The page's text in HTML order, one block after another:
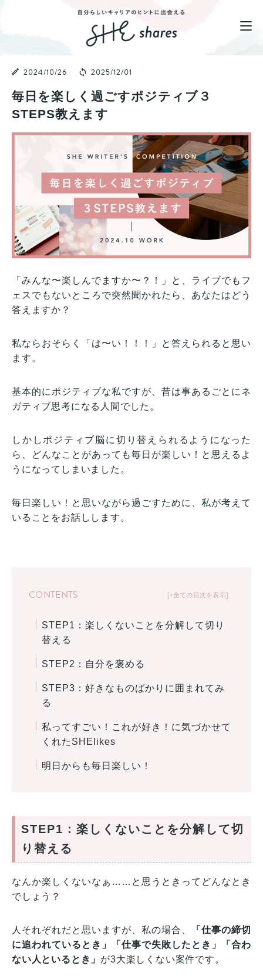
2024/10/26 2025/12/01
毎日を楽しく過ごすポジティブ３
STEPS教えます
「みんな〜楽しんでますか〜？！」と、ライブでもフ
ェスでもないところで突然聞かれたら、あなたはどう
答えますか？
私ならおそらく「は〜い！！！」と答えられると思い
ます。
基本的にポジティブな私ですが、昔は事あるごとにネ
ガティブ思考になる人間でした。
しかしポジティブ脳に切り替えられるようになった
ら、どんなことがあっても毎日が楽しい！と思えるよ
うになってしまいました。
毎日楽しい！と思いながら過ごすために、私が考えて
いることをお話しします。
+全ての目次を表示
CONTENTS
STEP1：楽しくないことを分解して切り
替える
STEP2：自分を褒める
STEP3：好きなものばかりに囲まれてみ
る
私ってすごい！これが好き！に気づかせて
くれたSHElikes
明日からも毎日楽しい！
STEP1：楽しくないことを分解して切
り替える
なんか楽しくないなぁ……と思うときってどんなとき
でしょう？
人それぞれだと思いますが、私の場合、
「仕事の締切
に追われているとき」「仕事で失敗したとき」「合わ
ない人といるとき」 が3大楽しくない案件です。